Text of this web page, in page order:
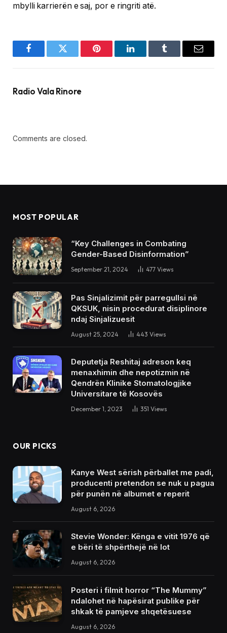
mbylli karrierën e saj, por e ringriti atë.
FacebookTwitter Pinterest LinkedInTumblr Email
Radio Vala Rinore
Comments are closed.
MOST POPULAR
“Key Challenges in Combating
Gender-Based Disinformation”
September 21, 2024 477 Views
Pas Sinjalizimit për parregullsi në
QKSUK, nisin procedurat disiplinore
ndaj Sinjalizuesit
August 25, 2024 443 Views
Deputetja Reshitaj adreson keq
menaxhimin dhe nepotizmin në
Qendrën Klinike Stomatologjike
Universitare të Kosovës
December 1, 2023 351 Views
OUR PICKS
Kanye West sërish përballet me padi,
producenti pretendon se nuk u pagua
për punën në albumet e reperit
August 6, 2026
Stevie Wonder: Kënga e vitit 1976 që
e bëri të shpërthejë në lot
August 6, 2026
Posteri i filmit horror “The Mummy”
ndalohet në hapësirat publike për
shkak të pamjeve shqetësuese
August 6, 2026